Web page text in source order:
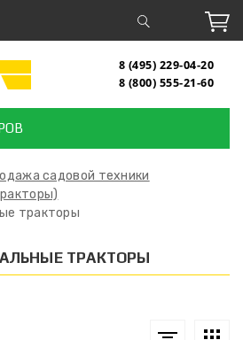
8 (495) 229-04-20
8 (800) 555-21-60
садовой техники
тракторы
ТРАКТОРЫ